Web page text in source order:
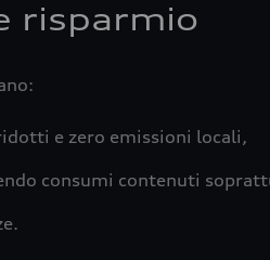
risparmio
e zero emissioni locali,
consumi contenuti